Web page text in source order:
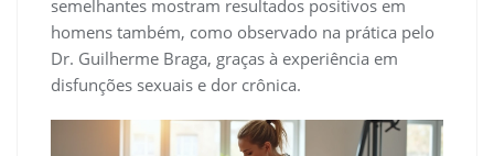
semelhantes mostram resultados positivos em
homens também, como observado na prática pelo
Dr. Guilherme Braga, graças à experiência em
disfunções sexuais e dor crônica.